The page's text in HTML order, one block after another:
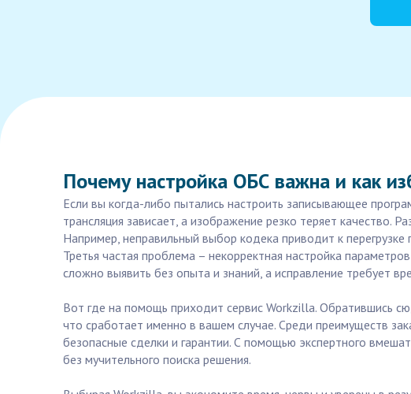
Почему настройка ОБС важна и как
Если вы когда-либо пытались настроить записывающее
трансляция зависает, а изображение резко теряет качество.
Например, неправильный выбор кодека приводит к
Третья частая проблема – некорректная настройка
сложно выявить без опыта и знаний, а исправление требует
Вот где на помощь приходит сервис Workzilla. Обратившись
что сработает именно в вашем случае. Среди преимуществ
безопасные сделки и гарантии. С помощью экспертного
без мучительного поиска решения.